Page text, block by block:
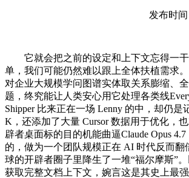
发布时间
它就会把之前的设定和上下文忘得一干
单，我们可能仍然难以跟上全体扶植需求
对企业大规模学问图谱实体取关系膨缩、
题，终究能让人类安心用它处理各类线
Shipper 比来正在一场 Lenny 的中，却仍是
K，还添加了大量 Cursor 数据用于优化，
辟者桌面标的目的机能曲逼Claude Opus
的，做为一个团队规模正在 AI 时代反而翻
球的开辟者圈子里降生了一堆“福尔摩斯”
获取完整文档上下文，婉言这是其史上最